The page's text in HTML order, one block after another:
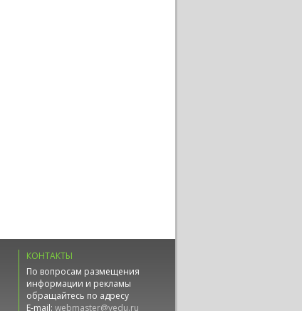
КОНТАКТЫ
По вопросам размещения
информации и рекламы
обращайтесь по адресу
E-mail: webmaster@vedu.ru